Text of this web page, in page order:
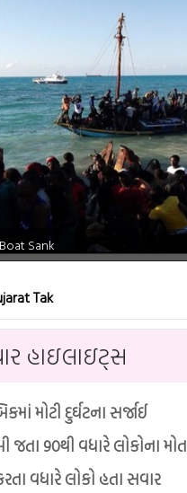
Sank
Tak
હાઇલાઇટ્સ
મોટી દુર્ઘટના સર્જાઈ
જતા 90થી વધારે લોકોના મોત
વધારે લોકો હતા સવાર